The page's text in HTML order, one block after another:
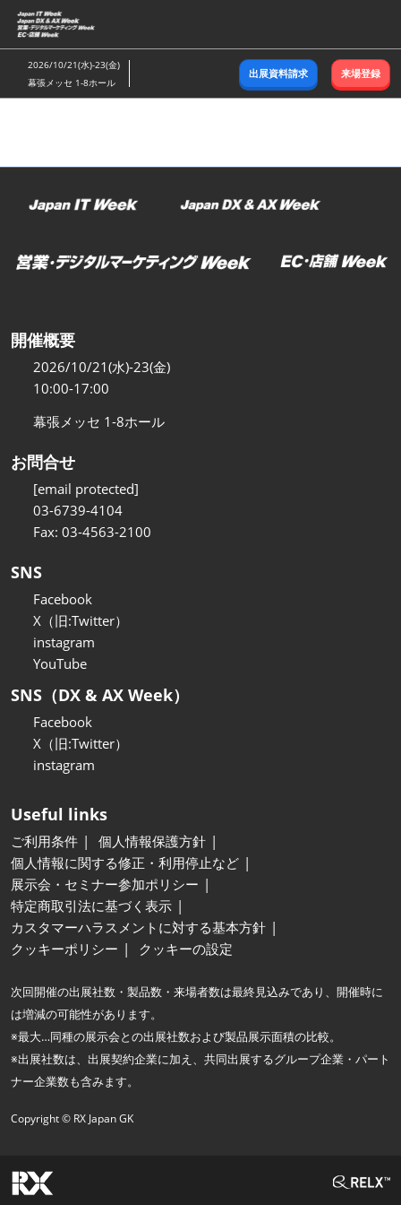
ス
キ
ッ
し
む
2026/10/21(水)-23(金)
幕張メッセ 1-8ホール
出展資料請求 来場登録
開催概要
2026/10/21(水)-23(金)
10:00-17:00
幕張メッセ 1-8ホール
お問合せ
[email protected]
03-6739-4104
Fax: 03-4563-2100
SNS
Facebook
X（旧:Twitter）
instagram
YouTube
SNS（DX & AX Week）
Facebook
X（旧:Twitter）
instagram
Useful links
ご利用条件
個人情報保護方針
個人情報に関する修正・利用停止など
展示会・セミナー参加ポリシー
特定商取引法に基づく表示
カスタマーハラスメントに対する基本方針
クッキーポリシー
クッキーの設定
次回開催の出展社数・製品数・来場者数は最終見込みであり、開催時に
は増減の可能性があります。
※最大…同種の展示会との出展社数および製品展示面積の比較。
※出展社数は、出展契約企業に加え、共同出展するグループ企業・パート
ナー企業数も含みます。
Copyright © RX Japan GK